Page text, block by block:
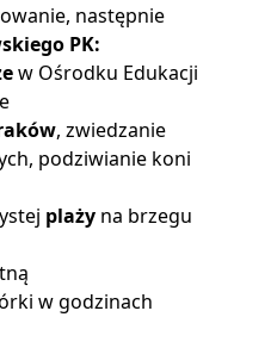
następnie
PK:
w Ośrodku Edukacji
, zwiedzanie
podziwianie koni
plaży na brzegu
w godzinach